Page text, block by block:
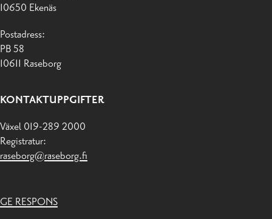
10650 Ekenäs
Postadress:
PB 58
10611 Raseborg
KONTAKTUPPGIFTER
Växel 019-289 2000
Registratur:
raseborg@raseborg.fi
GE RESPONS